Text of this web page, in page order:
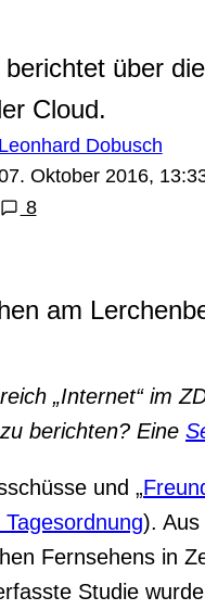
über
Cloud.
Leonhard Dobusch
Oktober 2016,
8
am
„Internet“ im
berichten? Eine
und „
). Aus
Fernsehens in
Studie